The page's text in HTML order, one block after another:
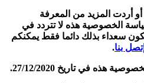
أردت المزيد من المعرفة
الخصوصية هذه لا تتردد في
سعداء بذلك دائما فقط يمكنكم
إتصل بنا.
هذه في تاريخ 27/12/2020.